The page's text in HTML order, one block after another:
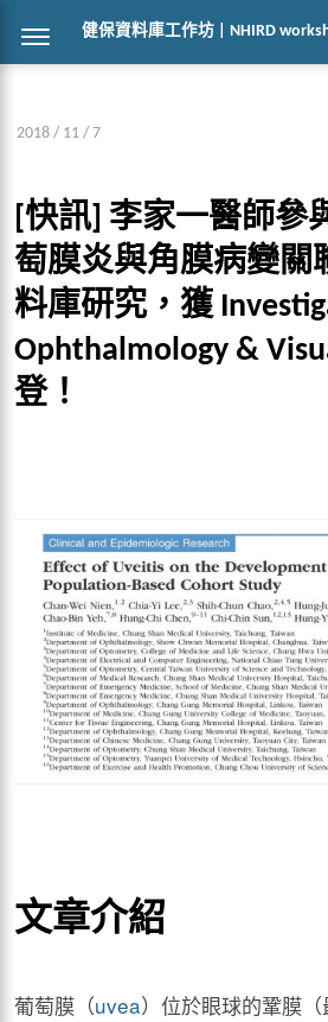
健保資料庫工作坊 | NHIRD
2018 / 11 / 7
[快訊] 李家一醫師參
萄膜炎與角膜病變關
料庫研究，獲
Ophthalmology &
登！
文章介紹
葡萄膜（uvea）位於眼球的鞏膜